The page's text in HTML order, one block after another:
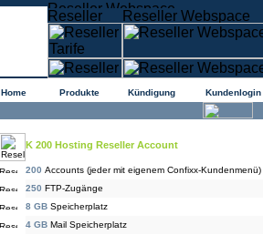
Home Produkte Kündigung
Kundenlogin
K 200 Hosting Reseller Account
200 Accounts (jeder mit eigenem Confixx-Kundenmenü)
250 FTP-Zugänge
8 GB Speicherplatz
4 GB Mail Speicherplatz